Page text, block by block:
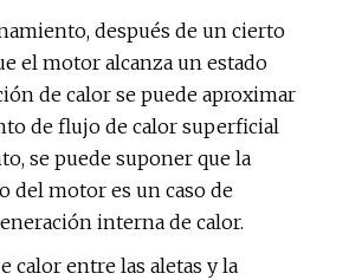
después de un cierto
el motor alcanza un estado
de calor se puede aproximar
de flujo de calor superficial
se puede suponer que la
del motor es un caso de
interna de calor.
calor entre las aletas y la